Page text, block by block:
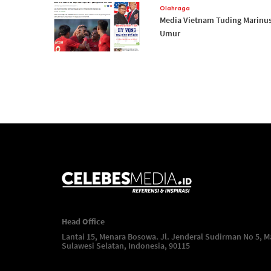
Olahraga
Media Vietnam Tuding
Umur
Head Office
Lantai 15, Menara Bosowa. Jl. Jenderal Sudirman No 5,
Sulawesi Selatan, Indonesia, 90115